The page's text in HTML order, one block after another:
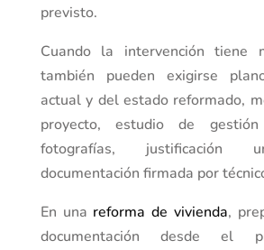
previsto.
Cuando la intervención tiene
también pueden exigirse
actual y del estado reformado,
proyecto, estudio de
fotografías, justificación
documentación firmada por
En una reforma de vivienda,
documentación desde el